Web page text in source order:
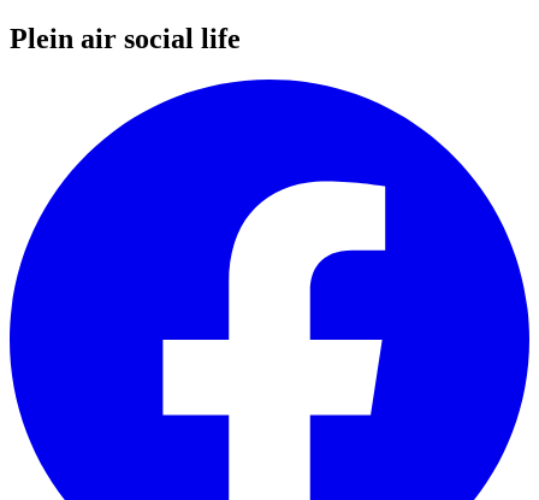
Plein air social life